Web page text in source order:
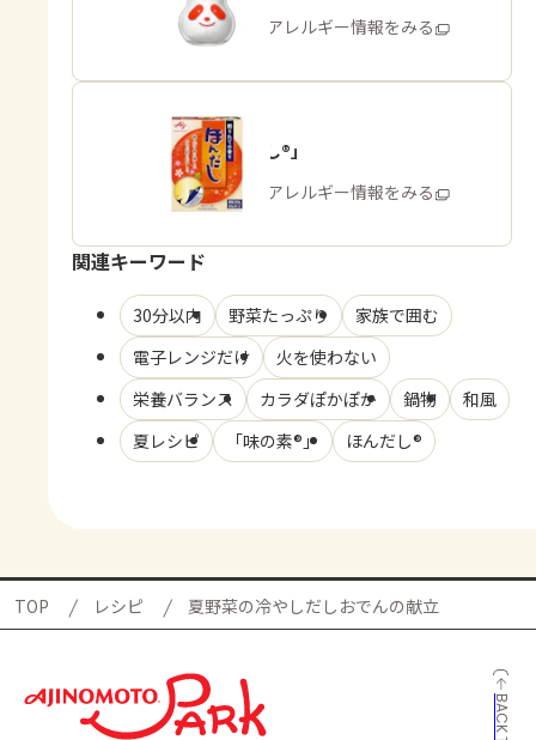
商品・アレルギー情報をみる
「ほんだし®」
商品・アレルギー情報をみる
関連キーワード
30分以内 野菜たっぷり
家族で囲む
電子レンジだけ
火を使わない
栄養バランス
カラダぽかぽか 鍋物
和風
夏レシピ
「味の素®」 ほんだし®
TOP レシピ 夏野菜の冷やしだしおでんの献立